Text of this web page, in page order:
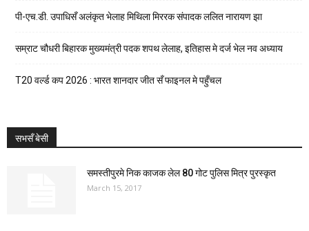
पी-एच.डी. उपाधिसँ अलंकृत भेलाह मिथिला मिररक संपादक ललित नारायण झा
सम्राट चौधरी बिहारक मुख्यमंत्री पदक शपथ लेलाह, इतिहास मे दर्ज भेल नव अध्याय
T20 वर्ल्ड कप 2026 : भारत शानदार जीत सँ फाइनल मे पहुँचल
सभसँ बेसी
समस्तीपुरमे निक काजक लेल 80 गोट पुलिस मित्र पुरस्कृत
March 15, 2017